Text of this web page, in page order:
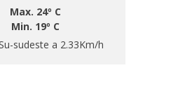
Max. 24º C
Min. 19º C
sudeste a 2.33Km/h